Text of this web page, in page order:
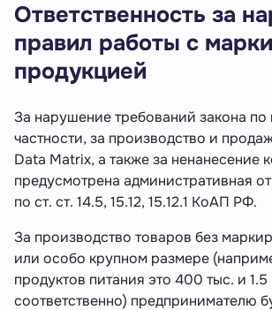
Ответственность за
правил работы с
продукцией
За нарушение требований закона по
частности, за производство и
Data Matrix, а также за ненанесение
предусмотрена административная
по ст. ст. 14.5, 15.12, 15.12.1 КоАП РФ.
За производство товаров без
или особо крупном размере
продуктов питания это 400 тыс. и
соответственно) предпринимателю